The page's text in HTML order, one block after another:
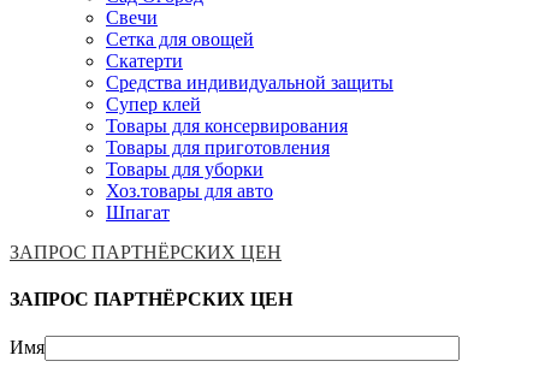
Свечи
Сетка для овощей
Скатерти
Средства индивидуальной защиты
Супер клей
Товары для консервирования
Товары для приготовления
Товары для уборки
Хоз.товары для авто
Шпагат
ЗАПРОС ПАРТНЁРСКИХ ЦЕН
ЗАПРОС ПАРТНЁРСКИХ ЦЕН
Имя